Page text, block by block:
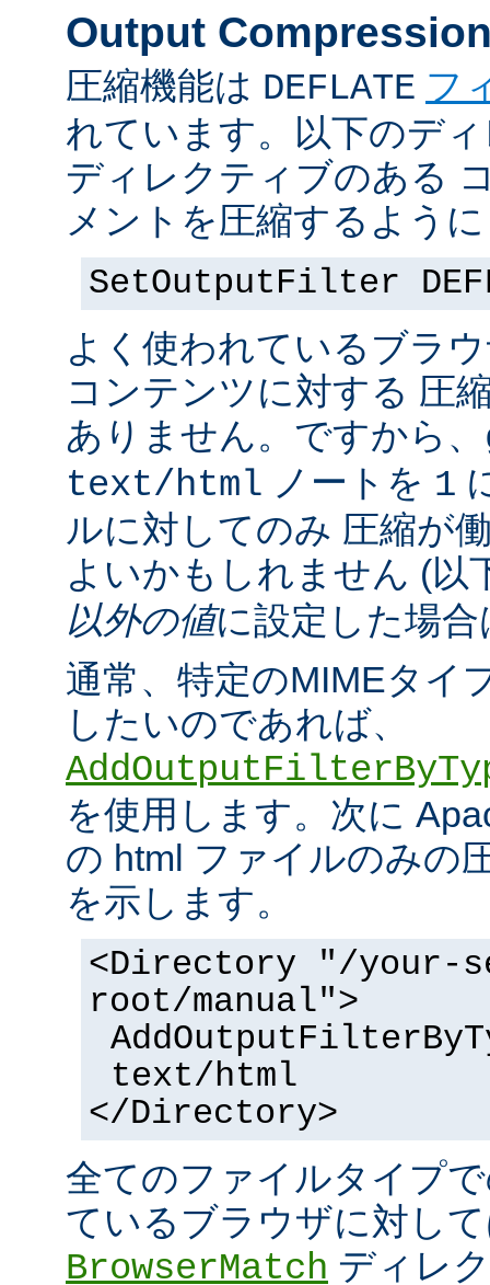
Output
圧縮機能は DEFLATE フ
れています。以下のデ
ディレクティブのある
メントを圧縮するよう
SetOutputFilter
よく使われているブラ
コンテンツに対する 圧
ありません。ですから、
text/html ノートを 1
ルに対してのみ 圧縮が
よいかもしれません (以
以外の値に設定した場
通常、特定のMIMEタイ
したいのであれば、
を使用します。次に
の html ファイルのみの
を示します。
<Directory "/your-
root/manual">
text/html
</Directory>
全てのファイルタイプ
ているブラウザに対し
BrowserMatch ディレ